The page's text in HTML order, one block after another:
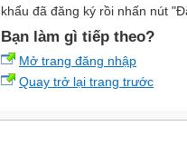
khẩu đã đăng ký rồi nhấn nút
Bạn làm gì tiếp theo?
Mở trang đăng nhập
Quay trở lại trang trước